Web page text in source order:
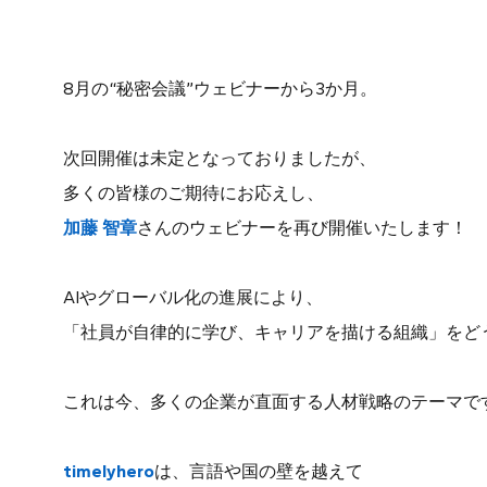
8月の“秘密会議”ウェビナーから3か月。
次回開催は未定となっておりましたが、
多くの皆様のご期待にお応えし、
加藤 智章さんのウェビナーを再び開催いたします！
AIやグローバル化の進展により、
「社員が自律的に学び、キャリアを描ける組織」をど
これは今、多くの企業が直面する人材戦略のテーマで
timelyheroは、言語や国の壁を越えて